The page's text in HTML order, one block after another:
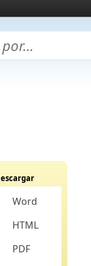
Word
HTML
PDF